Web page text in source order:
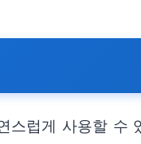
스럽게 사용할 수